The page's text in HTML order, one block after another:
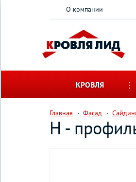
О компании
КРОВЛЯ
Главная Фасад
Н -